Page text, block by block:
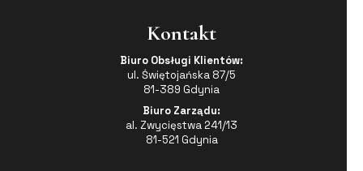
Kontakt
Biuro Obsługi Klientów:
ul. Świętojańska 87/5
81-389 Gdynia
Biuro Zarządu:
al. Zwycięstwa 241/13
81-521 Gdynia